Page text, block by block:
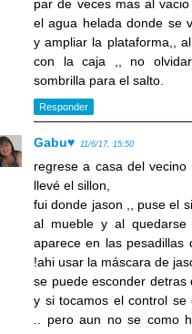
par de veces mas al
el agua helada donde se
y ampliar la plataforma,,
con la caja ,, no
sombrilla para el salto.
Responder
Gabu♥ 11/6/17, 15:50
regrese a casa del vecino
llevé el sillon,
fui donde jason ,, puse el
al mueble y al quedarse
aparece en las pesadillas
!ahi usar la máscara de
se puede esconder detras
y si tocamos el control se
.. pero aun no se como